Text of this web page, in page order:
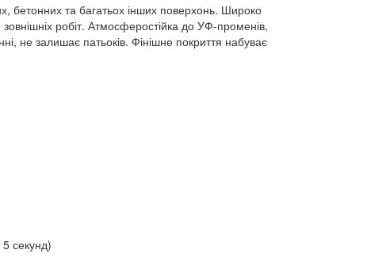
бетонних та багатьох інших поверхонь. Широко
робіт. Атмосферостійка до УФ-променів,
не залишає патьоків. Фінішне покриття набуває
секунд)